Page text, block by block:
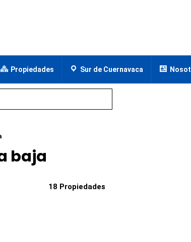
Propiedades Sur de Cuernavaca
baja
18 Propiedades